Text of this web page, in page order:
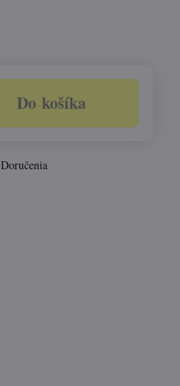
Do košíka
Doručenia